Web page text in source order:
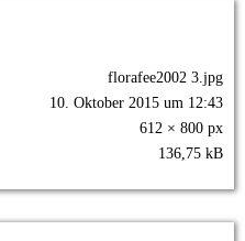
florafee2002 3.jpg
10. Oktober 2015 um 12:43
612 × 800 px
136,75 kB